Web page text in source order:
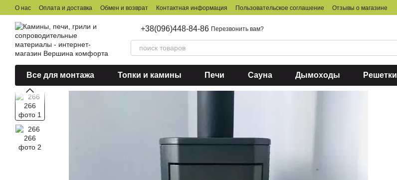
Перейти к основному контенту
О нас Оплата и доставка Обмен и возврат Контактная информация Пользовательское соглашение Отзывы о магазине
+38(096)448-84-86 Перезвонить вам?
Все для монтажа Топки и камины Печи Сауна Дымоходы Решетки